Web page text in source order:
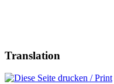
Translation